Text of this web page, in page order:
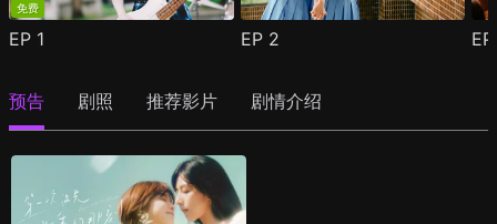
免费
EP 1 EP 2
预告 剧照 推荐影片 剧情介绍